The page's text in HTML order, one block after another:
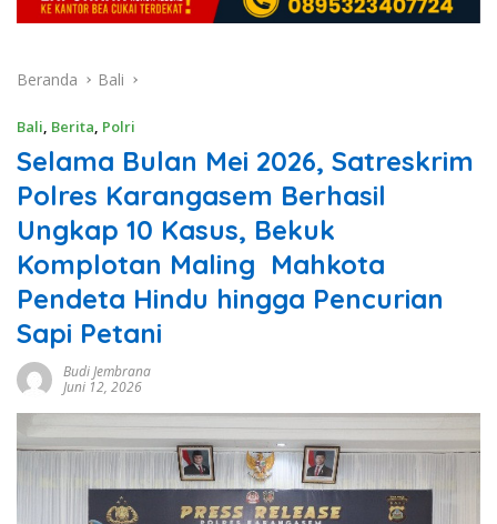
Beranda Bali
Bali, Berita, Polri
Selama Bulan Mei 2026, Satreskrim
Polres Karangasem Berhasil
Ungkap 10 Kasus, Bekuk
Komplotan Maling Mahkota
Pendeta Hindu hingga Pencurian
Sapi Petani
Budi Jembrana
Juni 12, 2026